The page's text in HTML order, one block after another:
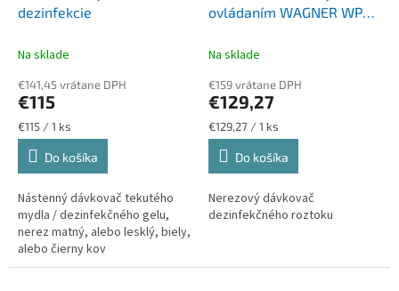
dezinfekcie
Na sklade
€141,45 vrátane DPH
€115
Jednotková
cena:
€115 / 1 ks
Do košíka
Nástenný dávkovač tekutého
mydla / dezinfekčného gelu,
nerez matný, alebo lesklý, biely,
alebo čierny kov
ovládaním WAGNER WP
Na sklade
€159 vrátane DPH
€129,27
Jednotková
cena:
€129,27 / 1 ks
Do košíka
Nerezový dávkovač
dezinfekčného roztoku